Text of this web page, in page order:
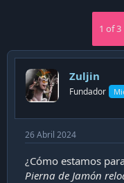
1 of 3
Zuljin
Fundador
26 Abril 2024
¿Cómo estamos
Pierna de Jamón